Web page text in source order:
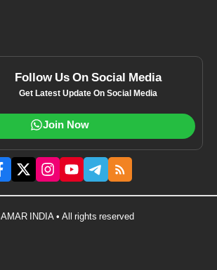
Follow Us On Social Media
Get Latest Update On Social Media
Join Now
INDIA • All rights reserved